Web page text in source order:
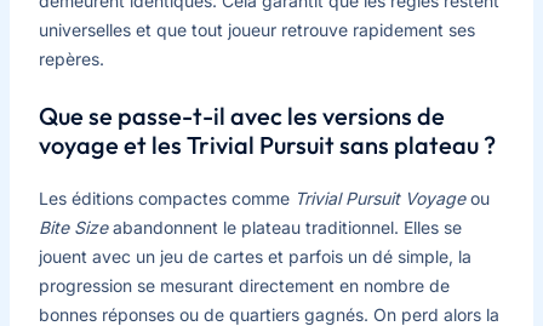
universelles et que tout joueur retrouve rapidement ses
repères.
Que se passe-t-il avec les versions de
voyage et les Trivial Pursuit sans plateau ?
Les éditions compactes comme Trivial Pursuit Voyageou
Bite Sizeabandonnent le plateau traditionnel. Elles se
jouent avec un jeu de cartes et parfois un dé simple, la
progression se mesurant directement en nombre de
bonnes réponses ou de quartiers gagnés. On perd alors la